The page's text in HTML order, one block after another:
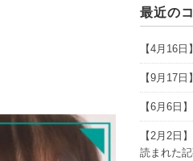
最近の
【4月16
【9月17
【6月6日
【2月2日
読まれた